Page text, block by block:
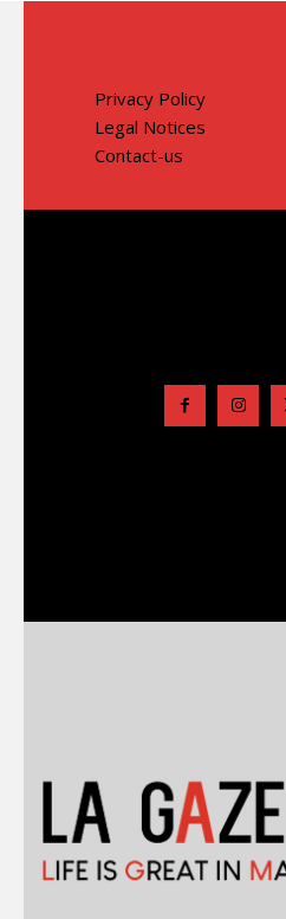
Privacy Policy
Legal Notices
Contact-us